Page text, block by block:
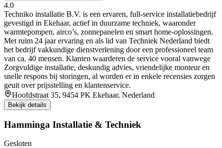
4.0
Techniko installatie B.V. is een ervaren, full-service installatiebedrijf
gevestigd in Ekehaar, actief in duurzame techniek, waaronder
warmtepompen, airco’s, zonnepanelen en smart home-oplossingen.
Met ruim 24 jaar ervaring en als lid van Techniek Nederland biedt
het bedrijf vakkundige dienstverlening door een professioneel team
van ca. 40 mensen. Klanten waarderen de service vooral vanwege
Zorgvuldige installatie, deskundig advies, vriendelijke monteur en
snelle respons bij storingen, al worden er in enkele recensies zorgen
geuit over prijsstelling en klantenservice.
Hoofdstraat 35, 9454 PK Ekehaar, Nederland
Bekijk details
Hamminga Installatie & Techniek
Gesloten